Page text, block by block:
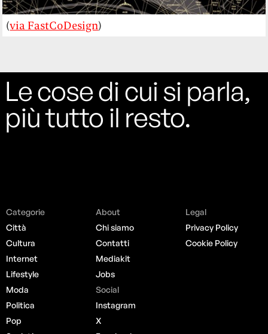
(via FastCoDesign)
Le cose di cui si parla,
più tutto il resto.
Categorie
Città
Cultura
Internet
Lifestyle
Moda
Politica
Pop
About
Chi siamo
Contatti
Mediakit
Jobs
Social
Instagram
X
Legal
Privacy Policy
Cookie Policy